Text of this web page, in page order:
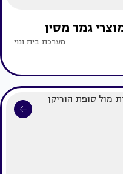
גמר מסין
מערכת בית ונוי